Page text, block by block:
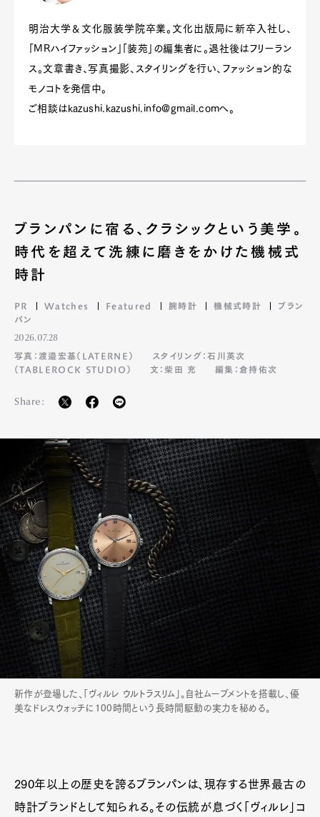
明治大学＆文化服装学院卒業。文化出版局に新卒入社し、
「MRハイファッション」「装苑」の編集者に。退社後はフリーラン
ス。文章書き、写真撮影、スタイリングを行い、ファッション的な
モノコトを発信中。
ご相談は kazushi.kazushi.info@gmail.comへ。
ブランパンに宿る、クラシックという美学。
時代を超えて洗練に磨きをかけた機械式
時計
PR Watches Featured 腕時計 機械式時計
ブラン
パン
2026.07.28
写真：渡邉宏基（LATERNE）
スタイリング：石川英次
（TABLEROCK STUDIO）
文：柴田 充 編集：倉持佑次
Share:
新作が登場した、「ヴィルレ ウルトラスリム」。自社ムーブメントを搭載し、優
美なドレスウォッチに100時間という長時間駆動の実力を秘める。
290年以上の歴史を誇るブランパンは、現存する世界最古の
時計ブランドとして知られる。その伝統が息づく「ヴィルレ」コ